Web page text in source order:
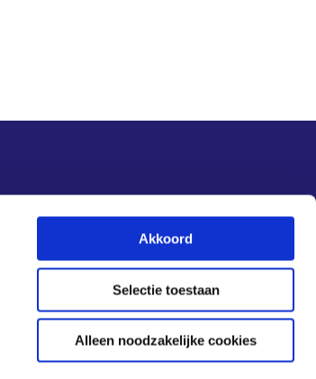
Akkoord
Selectie toestaan
Alleen noodzakelijke cookies
Nieuwsupdate
Inschrijven